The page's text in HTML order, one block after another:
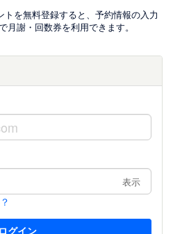
を無料登録すると、予約情報の入力
謝・回数券を利用できます。
表示